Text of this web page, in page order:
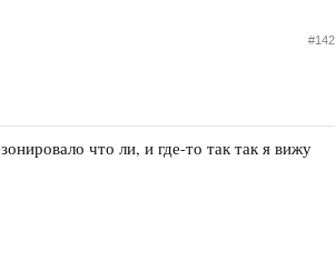
#142
что ли, и где-то так так я вижу